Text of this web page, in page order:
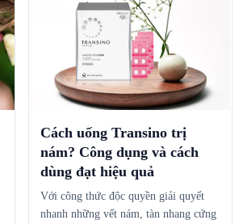
Cách uống Transino trị
nám? Công dụng và cách
dùng đạt hiệu quả
Với công thức độc quyền giải quyết
nhanh những vết nám, tàn nhang cứng